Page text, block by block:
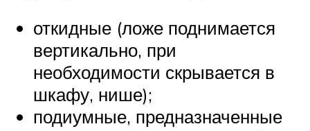
откидные (ложе поднимается
вертикально, при
необходимости скрывается в
шкафу, нише);
подиумные, предназначенные